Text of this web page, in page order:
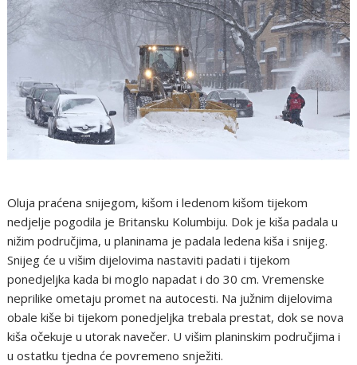
Oluja praćena snijegom, kišom i ledenom kišom tijekom
nedjelje pogodila je Britansku Kolumbiju. Dok je kiša padala u
nižim područjima, u planinama je padala ledena kiša i snijeg.
Snijeg će u višim dijelovima nastaviti padati i tijekom
ponedjeljka kada bi moglo napadat i do 30 cm. Vremenske
neprilike ometaju promet na autocesti. Na južnim dijelovima
obale kiše bi tijekom ponedjeljka trebala prestat, dok se nova
kiša očekuje u utorak navečer. U višim planinskim područjima i
u ostatku tjedna će povremeno snježiti.